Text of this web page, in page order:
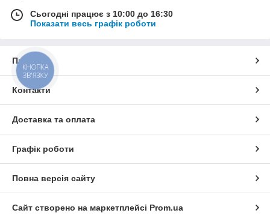
Сьогодні працює з 10:00 до 16:30
Показати весь графік роботи
Про нас
Контакти
Доставка та оплата
Графік роботи
Повна версія сайту
Сайт створено на маркетплейсі Prom.ua
КНОПКА
ЗВ'ЯЗКУ